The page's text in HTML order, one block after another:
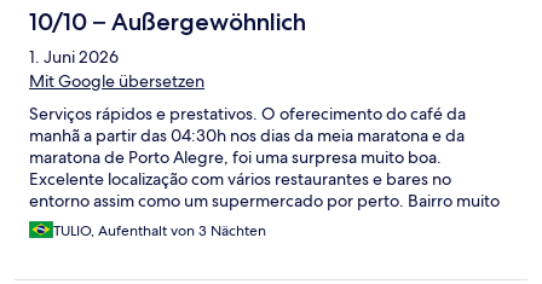
10/10 – Außergewöhnlich
1. Juni 2026
Mit Google übersetzen
Serviços rápidos e prestativos. O oferecimento do café da
manhã a partir das 04:30h nos dias da meia maratona e da
maratona de Porto Alegre, foi uma surpresa muito boa.
Excelente localização com vários restaurantes e bares no
entorno assim como um supermercado por perto. Bairro muito
calmo. Quarto e WC limpos.
TULIO, Aufenthalt von 3 Nächten